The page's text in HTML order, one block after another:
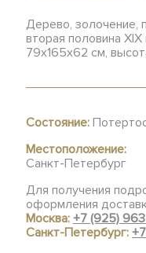
Дерево, золочение,
вторая половина
79х165х62 см,
Состояние:
Местоположение:
Санкт-Петербург
Для получения
оформления
Москва:+7 (925)
Санкт-Петербург: